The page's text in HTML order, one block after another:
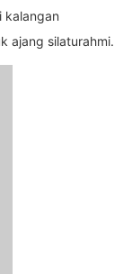
kalangan
ajang silaturahmi.